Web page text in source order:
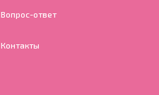
Вопрос-ответ
Контакты